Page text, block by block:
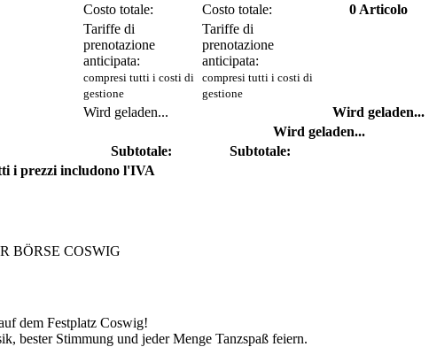
Costo totale: Costo totale: 0 Articolo
Tariffe di
prenotazione
anticipata:
compresi tutti i costi di
gestione
Tariffe di
prenotazione
anticipata:
compresi tutti i costi di
gestione
Wird geladen...
Wird geladen...
Wird geladen...
Subtotale:
Subtotale:
i prezzi includono l'IVA
BÖRSE COSWIG
dem Festplatz Coswig!
bester Stimmung und jeder Menge Tanzspaß feiern.